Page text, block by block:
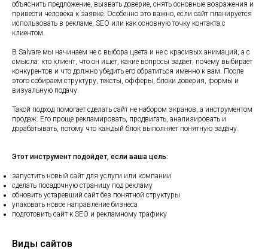
объяснить предложение, вызвать доверие, снять основные возражения и
привести человека к заявке. Особенно это важно, если сайт планируется
использовать в рекламе, SEO или как основную точку контакта с
клиентом.
В Salvare мы начинаем не с выбора цвета и не с красивых анимаций, а с
смысла: кто клиент, что он ищет, какие вопросы задает, почему выбирает
конкурентов и что должно убедить его обратиться именно к вам. После
этого собираем структуру, тексты, офферы, блоки доверия, формы и
визуальную подачу.
Такой подход помогает сделать сайт не набором экранов, а инструментом
продаж. Его проще рекламировать, продвигать, анализировать и
дорабатывать, потому что каждый блок выполняет понятную задачу.
Этот инструмент подойдет, если ваша цель:
запустить новый сайт для услуги или компании
сделать посадочную страницу под рекламу
обновить устаревший сайт без понятной структуры
упаковать новое направление бизнеса
подготовить сайт к SEO и рекламному трафику
Виды сайтов